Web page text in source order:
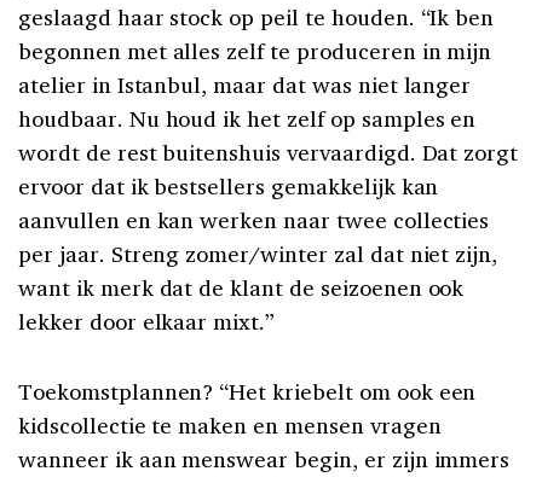
geslaagd haar stock op peil te houden. “Ik ben
begonnen met alles zelf te produceren in mijn
atelier in Istanbul, maar dat was niet langer
houdbaar. Nu houd ik het zelf op samples en
wordt de rest buitenshuis vervaardigd. Dat zorgt
ervoor dat ik bestsellers gemakkelijk kan
aanvullen en kan werken naar twee collecties
per jaar. Streng zomer/winter zal dat niet zijn,
want ik merk dat de klant de seizoenen ook
lekker door elkaar mixt.”
Toekomstplannen? “Het kriebelt om ook een
kidscollectie te maken en mensen vragen
wanneer ik aan menswear begin, er zijn immers